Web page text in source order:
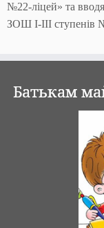
№22-ліцей» та
ЗОШ І-ІІІ ступенів
Батькам